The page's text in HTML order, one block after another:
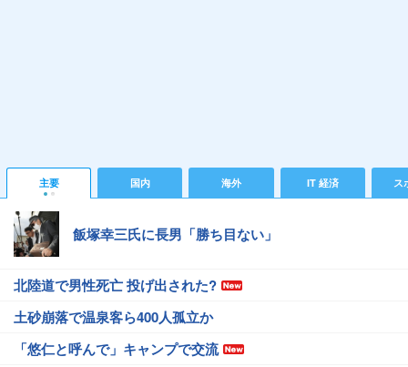
主要 国内 海外 IT 経済 ス
飯塚幸三氏に長男「勝ち目ない」
北陸道で男性死亡 投げ出された?
土砂崩落で温泉客ら400人孤立か
「悠仁と呼んで」キャンプで交流